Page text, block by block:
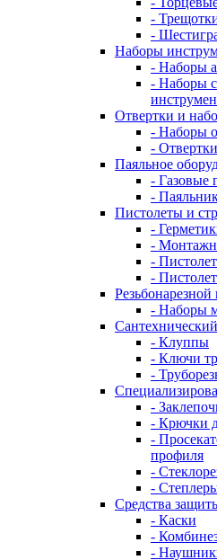
-
-
Наборы
- Наборы
- Наборы
Отвертки и
- Наборы
- Отвертки
Паяльное
- Газовые
-
Пистолеты и
-
-
-
-
- Наборы
- Клуппы
- Ключи
-
-
- Крючки
-
профиля
-
-
Средства
- Каски
-
-